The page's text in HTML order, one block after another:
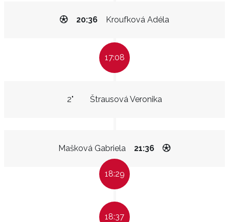
Kroufková Adéla
20:36
17:08
Štrausová Veronika
2"
Mašková Gabriela 21:36
18:29
18:37